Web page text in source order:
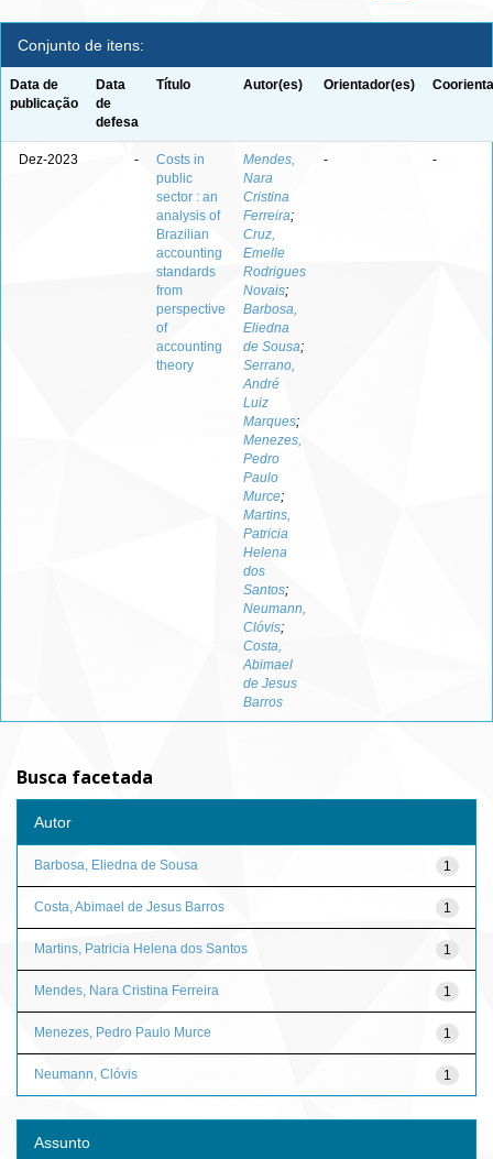
Conjunto de itens:
Data de
publicação
Data
de
defesa
Título Autor(es) Orientador(es)
Dez-2023 -
Costs in
public
sector : an
analysis of
Brazilian
accounting
standards
from
perspective
of
accounting
theory
Mendes,
Nara
Cristina
Ferreira;
Cruz,
Emelle
Rodrigues
Novais;
Barbosa,
Eliedna
de Sousa;
Serrano,
André
Luiz
Marques;
Menezes,
Pedro
Paulo
Murce;
Martins,
Patricia
Helena
dos
Santos;
Neumann,
Clóvis;
Costa,
Abimael
de Jesus
Barros
- -
Busca facetada
Autor
1
Barbosa, Eliedna de Sousa
1
Costa, Abimael de Jesus Barros
1
Martins, Patricia Helena dos Santos
1
Mendes, Nara Cristina Ferreira
1
Menezes, Pedro Paulo Murce
1
Neumann, Clóvis
Assunto